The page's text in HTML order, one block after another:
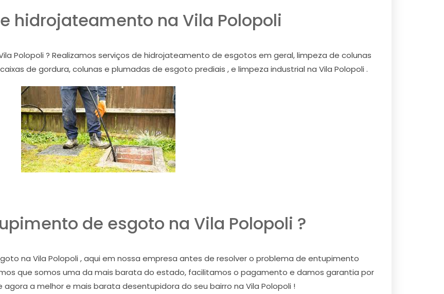
hidrojateamento na Vila Polopoli
Polopoli ? Realizamos serviços de hidrojateamento de esgotos em geral, limpeza de colunas
de gordura, colunas e plumadas de esgoto prediais , e limpeza industrial na Vila Polopoli .
de esgoto na Vila Polopoli ?
na Vila Polopoli , aqui em nossa empresa antes de resolver o problema de entupimento
que somos uma da mais barata do estado, facilitamos o pagamento e damos garantia por
agora a melhor e mais barata desentupidora do seu bairro na Vila Polopoli !